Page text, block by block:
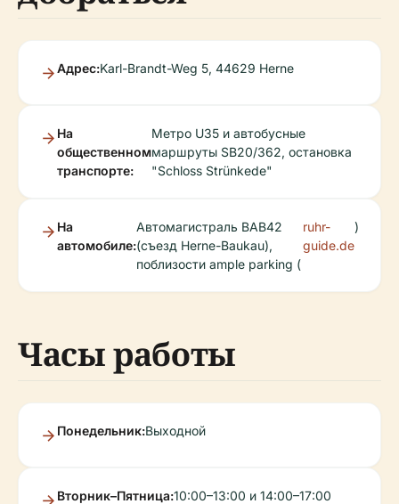
Адрес:Karl-Brandt-Weg 5, 44629 Herne
На
общественном
транспорте:
Метро U35 и автобусные
маршруты SB20/362, остановка
"Schloss Strünkede"
На
автомобиле:
Автомагистраль BAB42
(съезд Herne-Baukau),
поблизости ample parking (
ruhr-
guide.de
)
Часы работы
Понедельник:Выходной
Вторник–Пятница:10:00–13:00 и 14:00–17:00